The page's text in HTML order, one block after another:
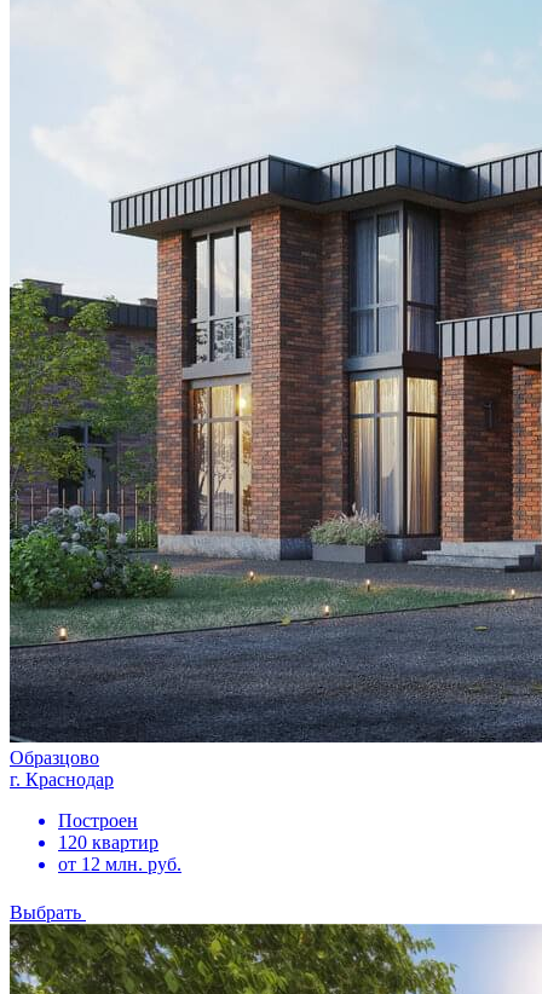
Образцово
г. Краснодар
Построен
120 квартир
от 12 млн. руб.
Выбрать